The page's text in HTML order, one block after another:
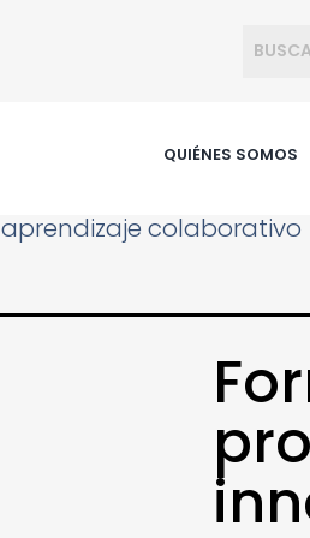
QUIÉNES SOMOS
aprendizaje colaborativo